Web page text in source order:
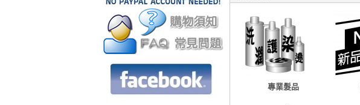
專業髮品